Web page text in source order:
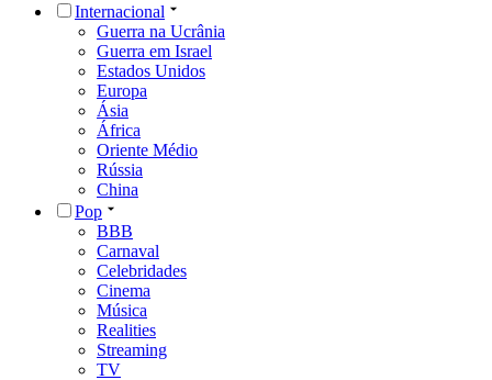
Internacional
Guerra na Ucrânia
Guerra em Israel
Estados Unidos
Europa
Ásia
África
Oriente Médio
Rússia
China
Pop
BBB
Carnaval
Celebridades
Cinema
Música
Realities
Streaming
TV